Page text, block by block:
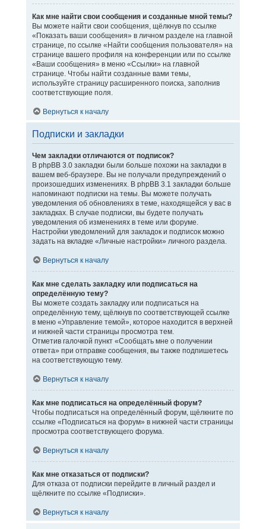
Как мне найти свои сообщения и созданные мной темы?
Вы можете найти свои сообщения, щёлкнув по ссылке
«Показать ваши сообщения» в личном разделе на главной
странице, по ссылке «Найти сообщения пользователя» на
странице вашего профиля на конференции или по ссылке
«Ваши сообщения» в меню «Ссылки» на главной
странице. Чтобы найти созданные вами темы,
используйте страницу расширенного поиска, заполнив
соответствующие поля.
Вернуться к началу
Подписки и закладки
Чем закладки отличаются от подписок?
В phpBB 3.0 закладки были больше похожи на закладки в
вашем веб-браузере. Вы не получали предупреждений о
произошедших изменениях. В phpBB 3.1 закладки больше
напоминают подписки на темы. Вы можете получать
уведомления об обновлениях в теме, находящейся у вас в
закладках. В случае подписки, вы будете получать
уведомления об изменениях в теме или форуме.
Настройки уведомлений для закладок и подписок можно
задать на вкладке «Личные настройки» личного раздела.
Вернуться к началу
Как мне сделать закладку или подписаться на
определённую тему?
Вы можете создать закладку или подписаться на
определённую тему, щёлкнув по соответствующей ссылке
в меню «Управление темой», которое находится в верхней
и нижней части страницы просмотра тем.
Отметив галочкой пункт «Сообщать мне о получении
ответа» при отправке сообщения, вы также подпишетесь
на соответствующую тему.
Вернуться к началу
Как мне подписаться на определённый форум?
Чтобы подписаться на определённый форум, щёлкните по
ссылке «Подписаться на форум» в нижней части страницы
просмотра соответствующего форума.
Вернуться к началу
Как мне отказаться от подписки?
Для отказа от подписки перейдите в личный раздел и
щёлкните по ссылке «Подписки».
Вернуться к началу